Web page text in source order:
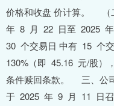
价格和收盘 价计算。
年 8 月 22 日至 2025
30 个交易日 中有 15 个
130%（即 45.16 元/股）
条件赎回条款。 三、公
于 2025 年 9 月 11 日召